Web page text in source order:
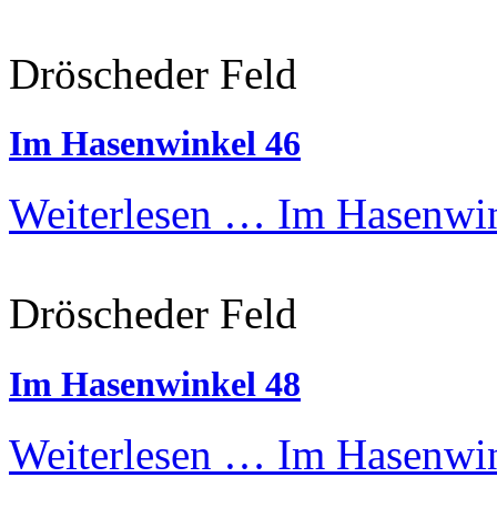
Dröscheder Feld
Im Hasenwinkel 46
Weiterlesen … Im
Dröscheder Feld
Im Hasenwinkel 48
Weiterlesen … Im